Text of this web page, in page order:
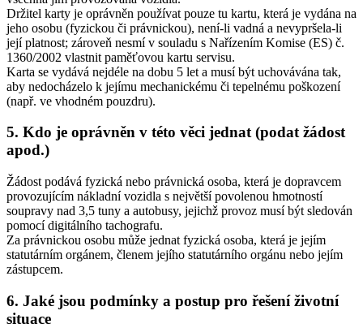
Držitel karty je oprávněn používat pouze tu kartu, která je vydána na
jeho osobu (fyzickou či právnickou), není-li vadná a nevypršela-li
její platnost; zároveň nesmí v souladu s Nařízením Komise (ES) č.
1360/2002 vlastnit paměťovou kartu servisu.
Karta se vydává nejdéle na dobu 5 let a musí být uchovávána tak,
aby nedocházelo k jejímu mechanickému či tepelnému poškození
(např. ve vhodném pouzdru).
5. Kdo je oprávněn v této věci jednat (podat žádost
apod.)
Žádost podává fyzická nebo právnická osoba, která je dopravcem
provozujícím nákladní vozidla s největší povolenou hmotností
soupravy nad 3,5 tuny a autobusy, jejichž provoz musí být sledován
pomocí digitálního tachografu.
Za právnickou osobu může jednat fyzická osoba, která je jejím
statutárním orgánem, členem jejího statutárního orgánu nebo jejím
zástupcem.
6. Jaké jsou podmínky a postup pro řešení životní
situace